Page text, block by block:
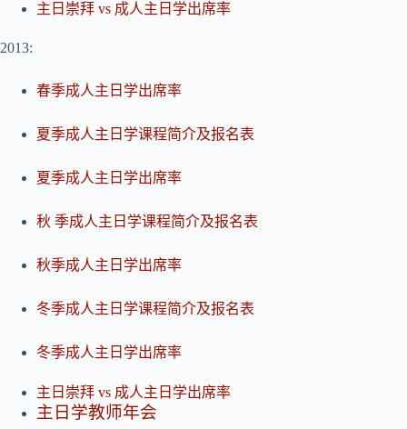
主日崇拜 vs 成人主日学出席率
2013:
春季成人主日学出席率
夏季成人主日学课程简介及报名表
夏季成人主日学出席率
秋 季成人主日学课程简介及报名表
秋季成人主日学出席率
冬季成人主日学课程简介及报名表
冬季成人主日学出席率
主日崇拜 vs 成人主日学出席率
主日学教师年会